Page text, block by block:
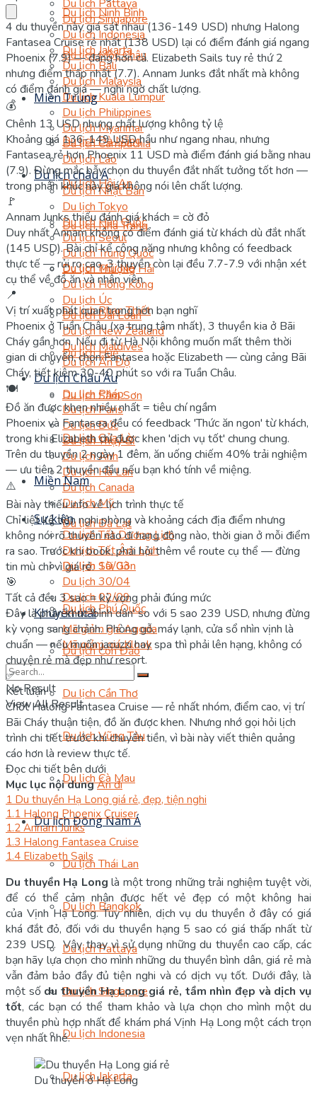
Du lịch Pattaya
Du lịch Singapore
Du lịch Indonesia
Du lịch Jakarta
Du lịch Bali
Du lịch Malaysia
Du lịch Kuala Lumpur
Du lịch Philippines
Du lịch Myanmar
Du lịch Campuchia
Du lịch Lào
Du lịch châu Á
Du lịch Nhật Bản
Du lịch Tokyo
Du lịch Hàn Quốc
Du lịch Seoul
Du lịch Trung Quốc
Du lịch Thượng Hải
Du lịch Hồng Kông
Du lịch Úc
Du lịch Đài Loan
Du lịch New Zealand
Du lịch Maldives
Du lịch Ấn Độ
Du lịch Châu Âu
Du lịch Pháp
Du lịch Paris
Du lịch Đức
Du lịch Thụy Sĩ
Du lịch Anh
Du lịch Hà Lan
Du lịch Canada
Du lịch Mỹ
Sự kiện
Du lịch Tết Dương Lịch
Du lịch Tết Âm Lịch
Du lịch 10/03
Du lịch 30/04
Du lịch 02/09
Khuyến mãi
Mã giảm giá Agoda
Mã giảm giá Klook
No Result
View All Result
Du lịch Ninh Bình
Du lịch Mộc Châu
Miền Trung
Du lịch Đà Nẵng
Du lịch Hội An
Du lịch Nha Trang
Du lịch Mũi Né
Du lịch Phan Thiết
Du lịch Huế
Du lịch Sầm Sơn
Du lịch Cửa Lò
Miền Nam
Du lịch Đà Lạt
Du lịch Sài Gòn
Du lịch Phú Quốc
Du lịch Côn Đảo
Du lịch Cần Thơ
Du lịch Vũng Tàu
Du lịch Cà Mau
Du lịch Đông Nam Á
Du lịch Thái Lan
Du lịch Bangkok
Du lịch Pattaya
Du lịch Singapore
Du lịch Indonesia
Du lịch Jakarta
4 du thuyền này giá sát nhau (136-149 USD) nhưng Halong
Fantasea Cruise rẻ nhất (138 USD) lại có điểm đánh giá ngang
Phoenix (7.9) — đáng hơn cả. Elizabeth Sails tuy rẻ thứ 2
nhưng điểm thấp nhất (7.7). Annam Junks đắt nhất mà không
có điểm đánh giá — nghi ngờ chất lượng.
💰
Chênh 13 USD nhưng chất lượng không tỷ lệ
Khoảng giá 136-149 USD hầu như ngang nhau, nhưng
Fantasea rẻ hơn Phoenix 11 USD mà điểm đánh giá bằng nhau
(7.9). Đừng mắc bẫy chọn du thuyền đắt nhất tưởng tốt hơn —
trong phân khúc này giá không nói lên chất lượng.
🚩
Annam Junks thiếu đánh giá khách = cờ đỏ
Duy nhất Annam không có điểm đánh giá từ khách dù đắt nhất
(145 USD). Bài chỉ kể công năng nhưng không có feedback
thực tế — rủi ro cao. 3 thuyền còn lại đều 7.7-7.9 với nhận xét
cụ thể về đồ ăn và nhân viên.
📍
Vị trí xuất phát quan trọng hơn bạn nghĩ
Phoenix ở Tuần Châu (xa trung tâm nhất), 3 thuyền kia ở Bãi
Cháy gần hơn. Nếu đi từ Hà Nội không muốn mất thêm thời
gian di chuyển, chọn Fantasea hoặc Elizabeth — cùng cảng Bãi
Cháy, tiết kiệm 30-40 phút so với ra Tuần Châu.
🍽️
Đồ ăn được khen nhiều nhất = tiêu chí ngầm
Phoenix và Fantasea đều có feedback 'Thức ăn ngon' từ khách,
trong khi Elizabeth chỉ được khen 'dịch vụ tốt' chung chung.
Trên du thuyền 2 ngày 1 đêm, ăn uống chiếm 40% trải nghiệm
— ưu tiên 2 thuyền đầu nếu bạn khó tính về miệng.
⚠️
Bài này thiếu info về lịch trình thực tế
Chỉ liệt kê tiện nghi phòng và khoảng cách địa điểm nhưng
không nói rõ thuyền nào đi hang động nào, thời gian ở mỗi điểm
ra sao. Trước khi book, phải hỏi thêm về route cụ thể — đừng
tin mù chỉ vì giá rẻ.
🎯
Tất cả đều 3 sao = kỳ vọng phải đúng mức
Đây là phân khúc 'bình dân' so với 5 sao 239 USD, nhưng đừng
kỳ vọng sang chảnh. Phòng gỗ, máy lạnh, cửa sổ nhìn vịnh là
chuẩn — nếu muốn jacuzzi hay spa thì phải lên hạng, không có
chuyện rẻ mà đẹp như resort.
✅
Kết luận
Chốt Halong Fantasea Cruise — rẻ nhất nhóm, điểm cao, vị trí
Bãi Cháy thuận tiện, đồ ăn được khen. Nhưng nhớ gọi hỏi lịch
trình chi tiết trước khi chuyển tiền, vì bài này viết thiên quảng
cáo hơn là review thực tế.
Đọc chi tiết bên dưới
Mục lục nội dungẨn đi
1 Du thuyền Hạ Long giá rẻ, đẹp, tiện nghi
1.1 Halong Phoenix Cruiser
1.2 Annam Junks
1.3 Halong Fantasea Cruise
1.4 Elizabeth Sails
Du thuyền Hạ Long là một trong những trải nghiệm tuyệt vời,
để có thể cảm nhận được hết vẻ đẹp có một không hai
của Vịnh Hạ Long. Tuy nhiên, dịch vụ du thuyền ở đây có giá
khá đắt đỏ, đối với du thuyền hạng 5 sao có giá thấp nhất từ
239 USD. Vậy thay vì sử dụng những du thuyền cao cấp, các
bạn hãy lựa chọn cho mình những du thuyền bình dân, giá rẻ mà
vẫn đảm bảo đầy đủ tiện nghi và có dịch vụ tốt. Dưới đây, là
một số du thuyền Hạ Long giá rẻ, tầm nhìn đẹp và dịch vụ
tốt, các bạn có thể tham khảo và lựa chọn cho mình một du
thuyền phù hợp nhất để khám phá Vịnh Hạ Long một cách trọn
vẹn nhất nhé.
Du thuyền ở Hạ Long